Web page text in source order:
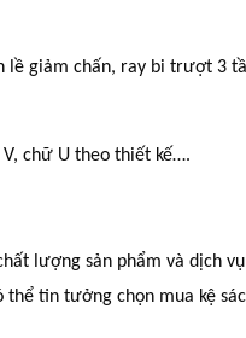
lề giảm chấn, ray bi trượt 3
chữ U theo thiết kế….
lượng sản phẩm và dịch
tin tưởng chọn mua kệ